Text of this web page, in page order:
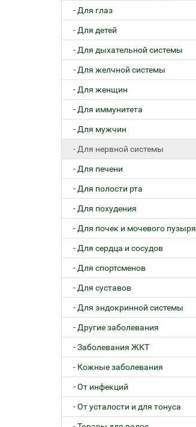
- Для глаз
- Для детей
- Для дыхательной системы
- Для желчной системы
- Для женщин
- Для иммунитета
- Для мужчин
- Для нервной системы
- Для печени
- Для полости рта
- Для похудения
- Для почек и мочевого пузыря
- Для сердца и сосудов
- Для спортсменов
- Для суставов
- Для эндокринной системы
- Другие заболевания
- Заболевания ЖКТ
- Кожные заболевания
- От инфекций
- От усталости и для тонуса